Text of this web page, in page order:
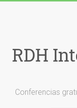
RDH
Conferencias